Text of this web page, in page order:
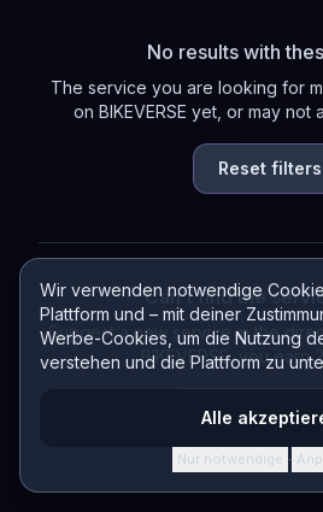
Wir verwenden notwendige
Plattform und – mit deiner
Werbe-Cookies, um die Nutzung
verstehen und die Plattform zu
Alle
Nur notwendige ·
No results with
The service you are looking for
on BIKEVERSE yet, or may not
Reset filters
Can't find the
Suggest a new service in the
BIKEVERSE, you earn
Suggest a